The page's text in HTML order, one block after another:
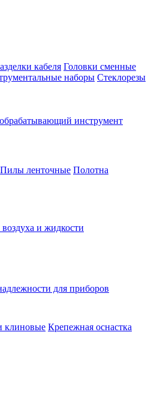
кабеля Головки сменные
наборы Стеклорезы
инструмент
Пилы ленточные Полотна
и жидкости
для приборов
клиновые Крепежная оснастка